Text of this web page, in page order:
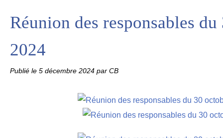
Réunion des responsables
2024
Publié le 5 décembre 2024 par CB